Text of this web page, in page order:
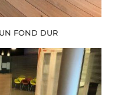
FOND DUR